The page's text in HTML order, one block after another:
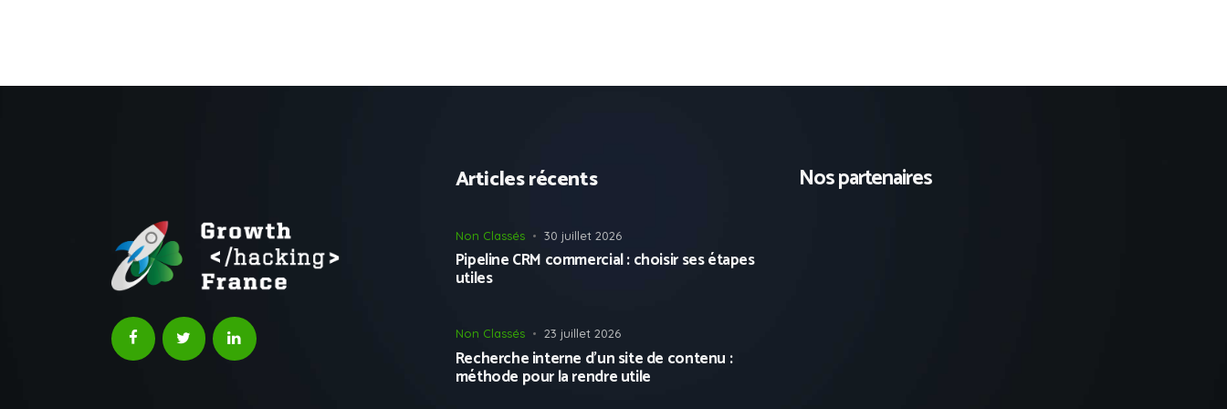
Articles récents
Non Classés 30 juillet 2026
Pipeline CRM commercial : choisir ses étapes
utiles
Non Classés 23 juillet 2026
Recherche interne d’un site de contenu :
méthode pour la rendre utile
Nos partenaires